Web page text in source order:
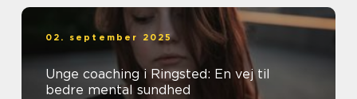
02. september 2025
Unge coaching i Ringsted: En vej til
bedre mental sundhed